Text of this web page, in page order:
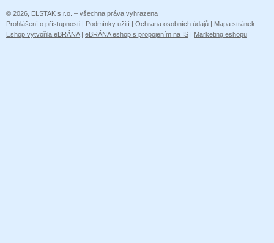
© 2026, ELSTAK s.r.o. – všechna práva vyhrazena
Prohlášení o přístupnosti | Podmínky užití | Ochrana osobních údajů | Mapa stránek
Eshop vytvořila eBRÁNA| eBRÁNA eshop s propojením na IS | Marketing eshopu